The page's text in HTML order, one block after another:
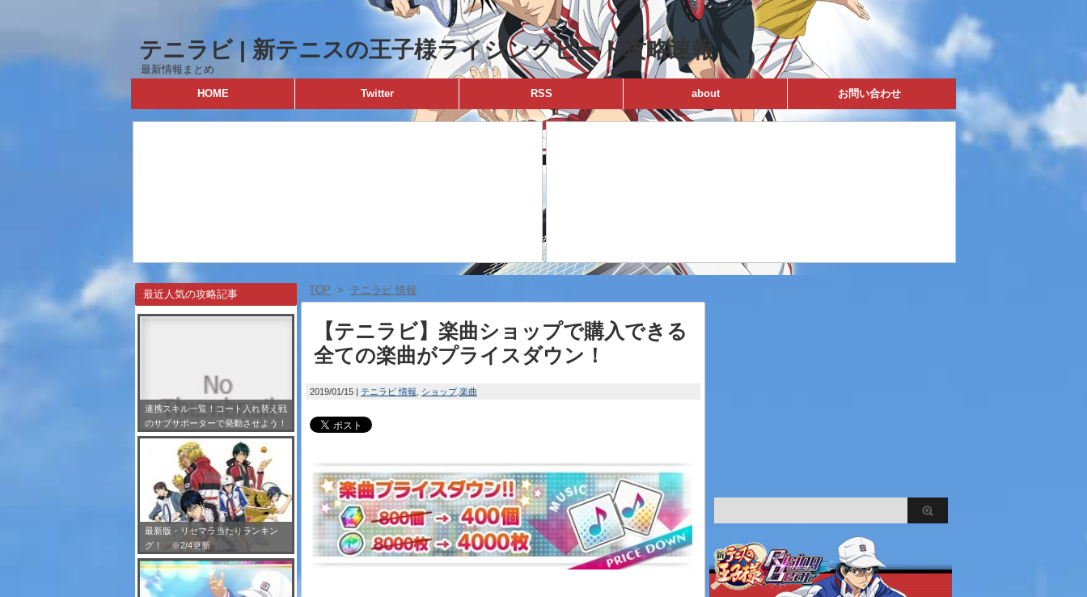
テニラビ | 新テニスの王子様ライジングビート攻略速報
最新情報まとめ
HOME
Twitter RSS about お問い合わせ
最近人気の攻略記事
連携スキル一覧！コート入れ替え戦
のサブサポーターで発動させよう！
※7/24更新
最新版・リセマラ当たりランキン
グ！ ※2/4更新
TOP > テニラビ 情報
【テニラビ】楽曲ショップで購入できる
全ての楽曲がプライスダウン！
2019/01/15 テニラビ 情報 ショップ 楽曲